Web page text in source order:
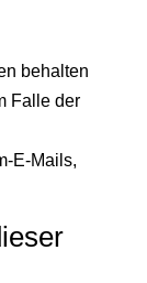
behalten
Falle der
E-Mails,